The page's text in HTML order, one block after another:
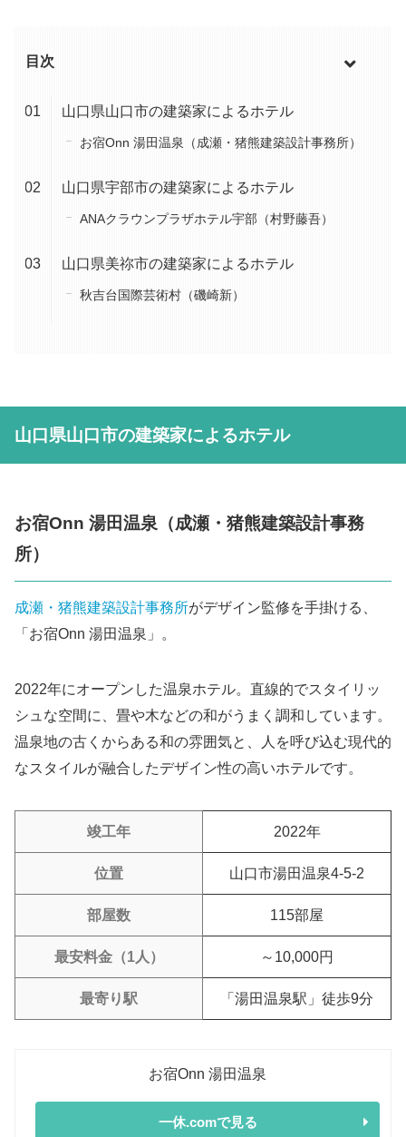
目次
山口県山口市の建築家によるホテル
お宿Onn 湯田温泉（成瀬・猪熊建築設計事務所）
山口県宇部市の建築家によるホテル
ANAクラウンプラザホテル宇部（村野藤吾）
山口県美祢市の建築家によるホテル
秋吉台国際芸術村（磯崎新）
山口県山口市の建築家によるホテル
お宿Onn 湯田温泉（成瀬・猪熊建築設計事務
所）
成瀬・猪熊建築設計事務所がデザイン監修を手掛ける、
「お宿Onn 湯田温泉」。
2022年にオープンした温泉ホテル。直線的でスタイリッ
シュな空間に、畳や木などの和がうまく調和しています。
温泉地の古くからある和の雰囲気と、人を呼び込む現代的
なスタイルが融合したデザイン性の高いホテルです。
竣工年 2022年
位置 山口市湯田温泉4-5-2
部屋数 115部屋
最安料金（1人） ～10,000円
最寄り駅 「湯田温泉駅」徒歩9分
お宿Onn 湯田温泉
一休.comで見る